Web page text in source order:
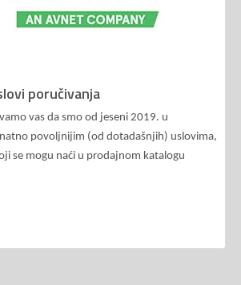
poručivanja
vas da smo od jeseni 2019. u
povoljnijim (od dotadašnjih) uslovima,
se mogu naći u prodajnom katalogu